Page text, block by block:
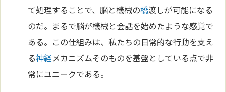
て処理することで、脳と機械の橋渡しが可能になる
のだ。まるで脳が機械と会話を始めたような感覚で
ある。この仕組みは、私たちの日常的な行動を支え
る神経メカニズムそのものを基盤としている点で非
常にユニークである。